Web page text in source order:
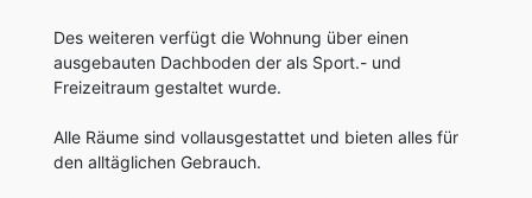
Des weiteren verfügt die Wohnung über einen
ausgebauten Dachboden der als Sport.- und
Freizeitraum gestaltet wurde.
Alle Räume sind vollausgestattet und bieten alles für
den alltäglichen Gebrauch.